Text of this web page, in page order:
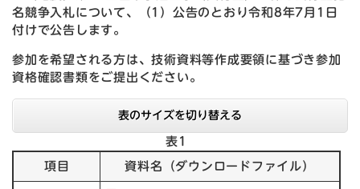
名競争入札について、（1）公告のとおり令和8年7月1日
付けで公告します。
参加を希望される方は、技術資料等作成要領に基づき参加
資格確認書類をご提出ください。
表のサイズを切り替える
表1
項目 資料名（ダウンロードファイル）